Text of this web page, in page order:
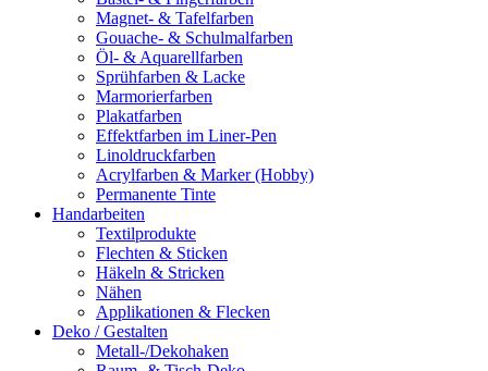
Magnet- & Tafelfarben
Gouache- & Schulmalfarben
Öl- & Aquarellfarben
Sprühfarben & Lacke
Marmorierfarben
Plakatfarben
Effektfarben im Liner-Pen
Linoldruckfarben
Acrylfarben & Marker (Hobby)
Permanente Tinte
Handarbeiten
Textilprodukte
Flechten & Sticken
Häkeln & Stricken
Nähen
Applikationen & Flecken
Deko / Gestalten
Metall-/Dekohaken